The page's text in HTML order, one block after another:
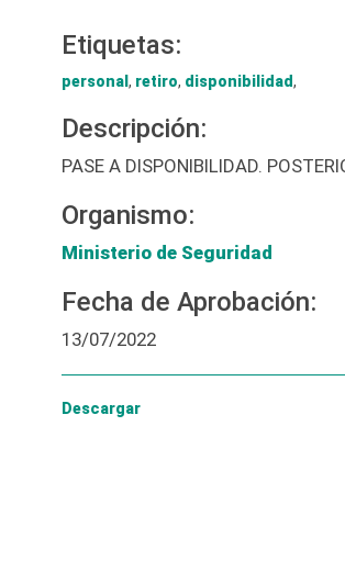
Etiquetas:
personal , retiro, disponibilidad,
Descripción:
PASE A DISPONIBILIDAD.
Organismo:
Ministerio de Seguridad
Fecha de Aprobación:
13/07/2022
Descargar